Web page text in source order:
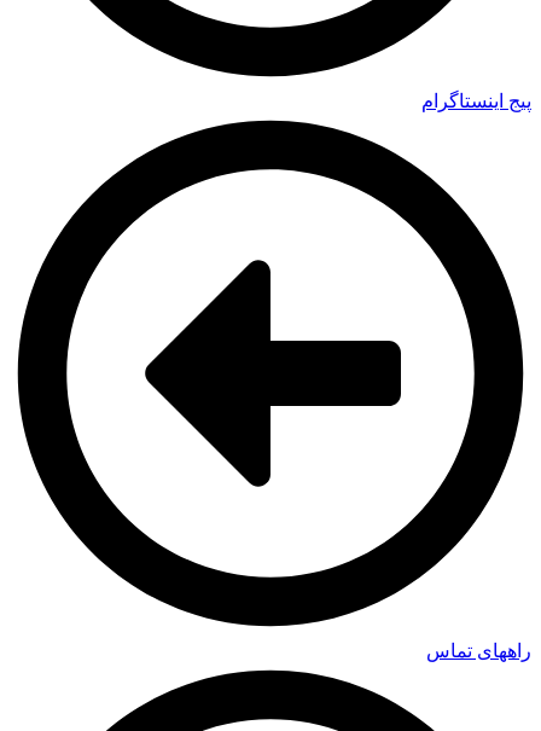
پیج اینستاگرام
راههای تماس